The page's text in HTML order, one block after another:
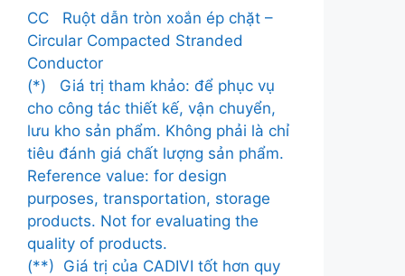
CC Ruột dẫn tròn xoắn ép chặt –
Circular Compacted Stranded
Conductor
(*) Giá trị tham khảo: để phục vụ
cho công tác thiết kế, vận chuyển,
lưu kho sản phẩm. Không phải là chỉ
tiêu đánh giá chất lượng sản phẩm.
Reference value: for design
purposes, transportation, storage
products. Not for evaluating the
quality of products.
(**) Giá trị của CADIVI tốt hơn quy